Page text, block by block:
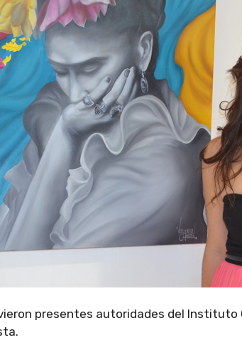
presentes autoridades del Instituto